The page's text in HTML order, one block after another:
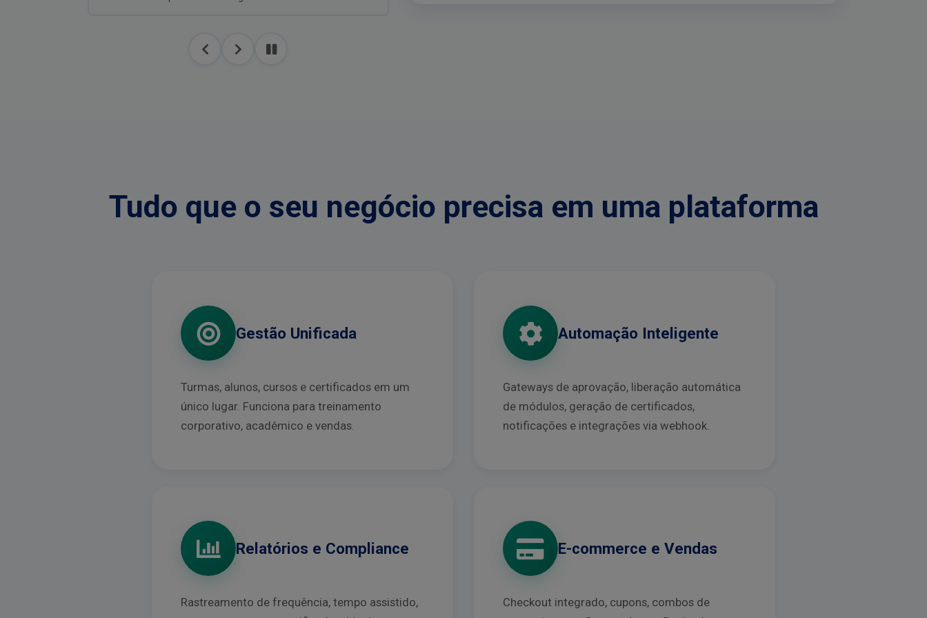
Tudo que o seu negócio precisa em uma plataforma
Gestão Unificada
Turmas, alunos, cursos e certificados em um
único lugar. Funciona para treinamento
corporativo, acadêmico e vendas.
Automação Inteligente
Gateways de aprovação, liberação automática
de módulos, geração de certificados,
notificações e integrações via webhook.
Relatórios e Compliance
Rastreamento de frequência, tempo assistido,
E-commerce e Vendas
Checkout integrado, cupons, combos de